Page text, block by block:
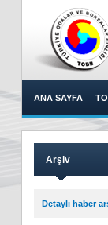
ANA SAYFA
Arşiv
Detaylı haber